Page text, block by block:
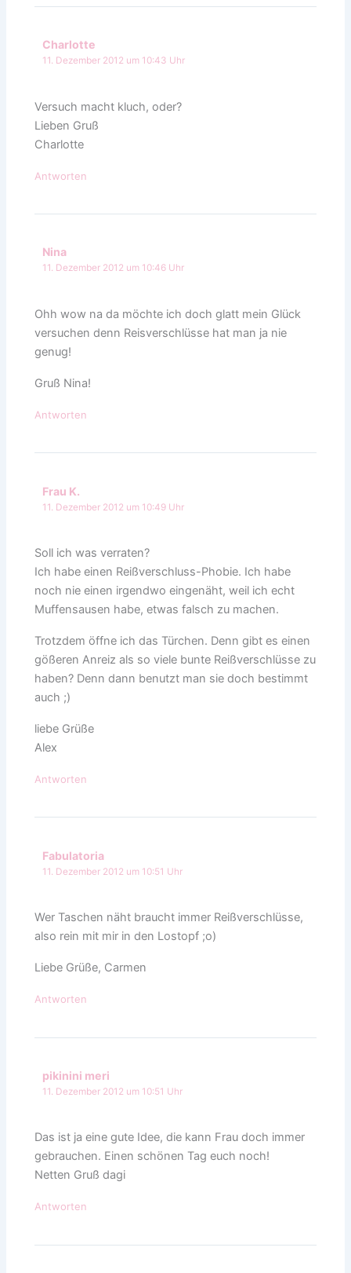
Charlotte
11. Dezember 2012 um 10:43 Uhr
Versuch macht kluch, oder?
Lieben Gruß
Charlotte
Antworten
Nina
11. Dezember 2012 um 10:46 Uhr
Ohh wow na da möchte ich doch glatt mein Glück
versuchen denn Reisverschlüsse hat man ja nie
genug!
Gruß Nina!
Antworten
Frau K.
11. Dezember 2012 um 10:49 Uhr
Soll ich was verraten?
Ich habe einen Reißverschluss-Phobie. Ich habe
noch nie einen irgendwo eingenäht, weil ich echt
Muffensausen habe, etwas falsch zu machen.
Trotzdem öffne ich das Türchen. Denn gibt es einen
gößeren Anreiz als so viele bunte Reißverschlüsse zu
haben? Denn dann benutzt man sie doch bestimmt
auch ;)
liebe Grüße
Alex
Antworten
Fabulatoria
11. Dezember 2012 um 10:51 Uhr
Wer Taschen näht braucht immer Reißverschlüsse,
also rein mit mir in den Lostopf ;o)
Liebe Grüße, Carmen
Antworten
pikinini meri
11. Dezember 2012 um 10:51 Uhr
Das ist ja eine gute Idee, die kann Frau doch immer
gebrauchen. Einen schönen Tag euch noch!
Netten Gruß dagi
Antworten